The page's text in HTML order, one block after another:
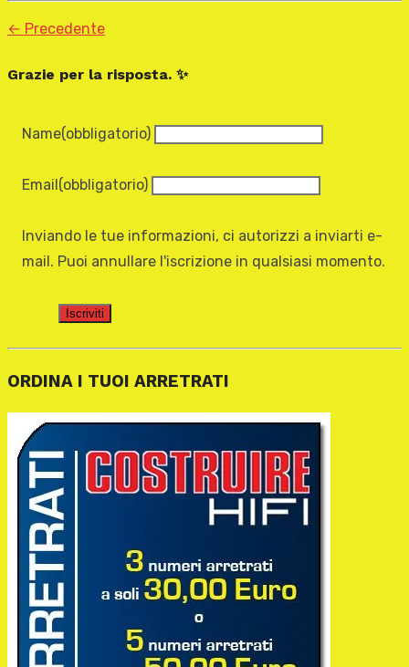
← Precedente
Grazie per la risposta. ✨
Name(obbligatorio)
Email(obbligatorio)
Inviando le tue informazioni, ci autorizzi a inviarti e-
mail. Puoi annullare l'iscrizione in qualsiasi momento.
Iscriviti
ORDINA I TUOI ARRETRATI